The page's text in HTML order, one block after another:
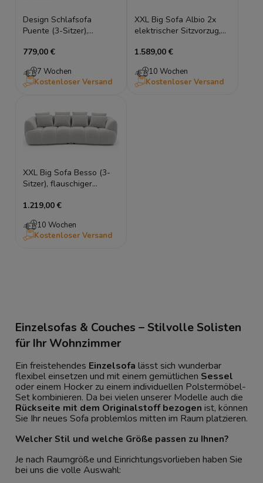
Design Schlafsofa
Puente (3-Sitzer),
Armlehnen & Bettkasten,
779,00 €
7 Wochen
Kostenloser Versand
XXL Big Sofa Albio 2x
elektrischer Sitzvorzug,
Stoff 286 cm
1.589,00 €
10 Wochen
Kostenloser Versand
XXL Big Sofa Besso (3-
Sitzer), flauschiger
(Haustierfreundlich),
Lounge-Tiefe (130 cm),
278 cm
1.219,00 €
10 Wochen
Kostenloser Versand
Einzelsofas & Couches – Stilvolle Solisten
für Ihr Wohnzimmer
Ein freistehendes Einzelsofa lässt sich wunderbar
flexibel einsetzen und mit einem gemütlichen Sessel
oder einem Hocker zu einem individuellen Polstermöbel-
Set kombinieren. Da bei vielen unserer Modelle auch die
Rückseite mit dem Originalstoff bezogen ist, können
Sie Ihr neues Sofa problemlos mitten im Raum platzieren.
Welcher Stil und welche Größe passen zu Ihnen?
Je nach Raumgröße und Einrichtungsvorlieben haben Sie
bei uns die volle Auswahl: